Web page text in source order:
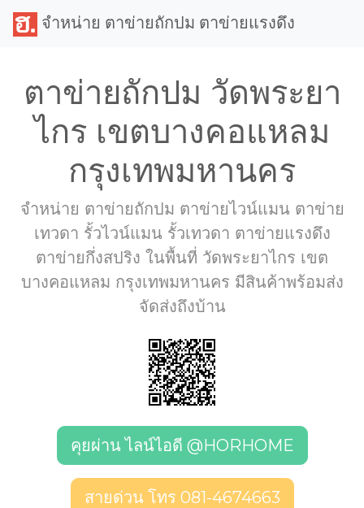
จำหน่าย ตาข่ายถักปม ตาข่ายแรงดึง
ตาข่ายถักปม วัดพระยา
ไกร เขตบางคอแหลม
กรุงเทพมหานคร
จำหน่าย ตาข่ายถักปม ตาข่ายไวน์แมน ตาข่าย
เทวดา รั้วไวน์แมน รั้วเทวดา ตาข่ายแรงดึง
ตาข่ายกึ่งสปริง ในพื้นที่ วัดพระยาไกร เขต
บางคอแหลม กรุงเทพมหานคร มีสินค้าพร้อมส่ง
จัดส่งถึงบ้าน
คุยผ่าน ไลน์ไอดี @HORHOME
สายด่วน โทร 081-4674663